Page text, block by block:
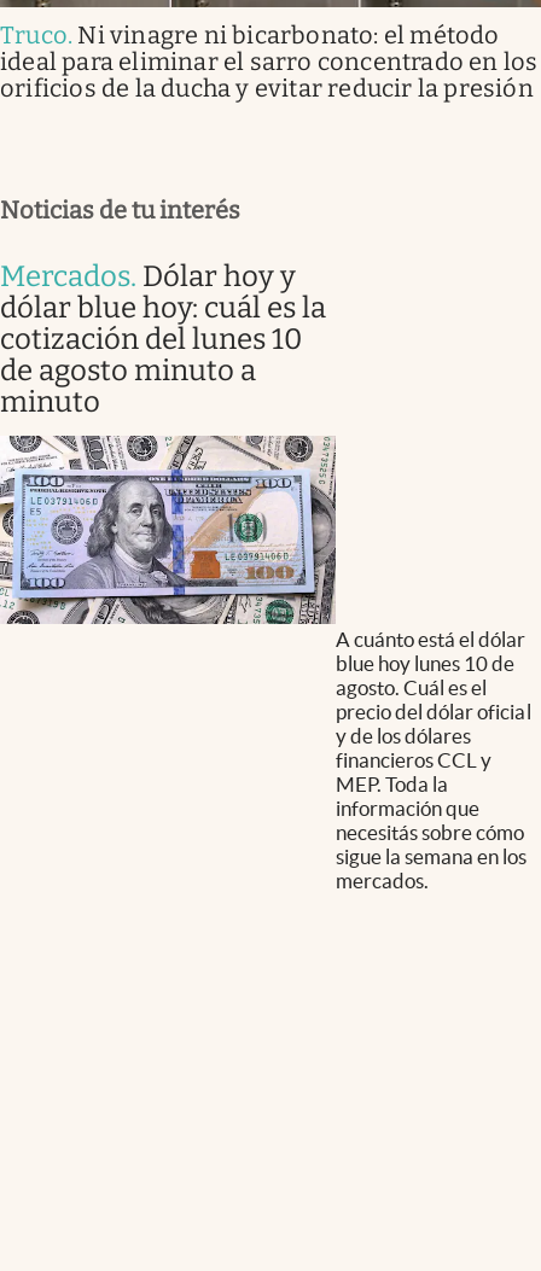
Truco. Ni vinagre ni bicarbonato: el método
ideal para eliminar el sarro concentrado en los
orificios de la ducha y evitar reducir la presión
Noticias de tu interés
Mercados. Dólar hoy y
dólar blue hoy: cuál es la
cotización del lunes 10
de agosto minuto a
minuto
A cuánto está el dólar
blue hoy lunes 10 de
agosto. Cuál es el
precio del dólar oficial
y de los dólares
financieros CCL y
MEP. Toda la
información que
necesitás sobre cómo
sigue la semana en los
mercados.